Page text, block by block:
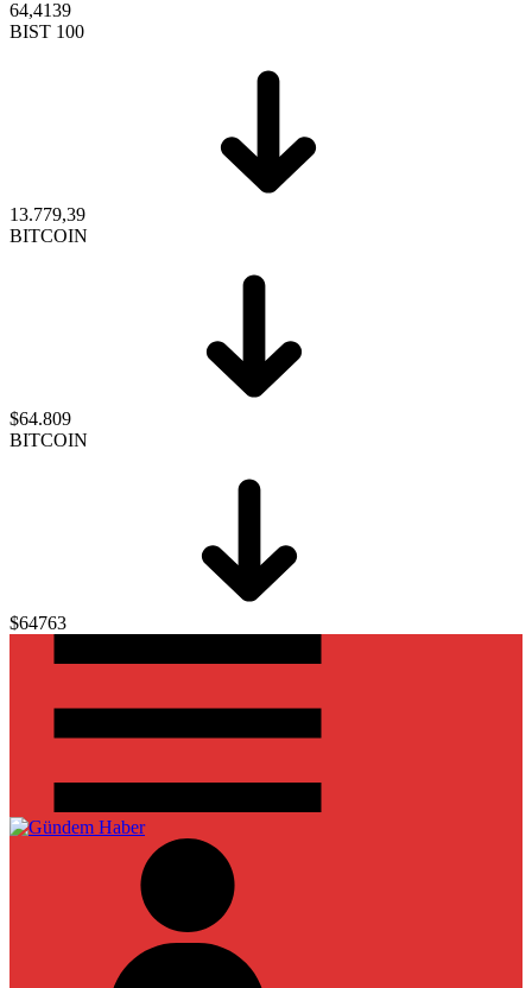
64,4139
BIST 100
13.779,39
BITCOIN
$64.809
BITCOIN
$64763